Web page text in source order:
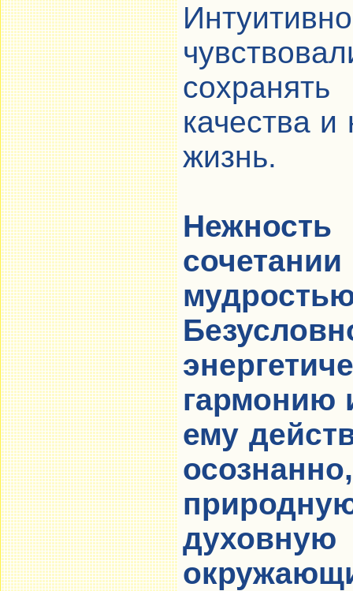
качества
жизнь.
гармонию
ему